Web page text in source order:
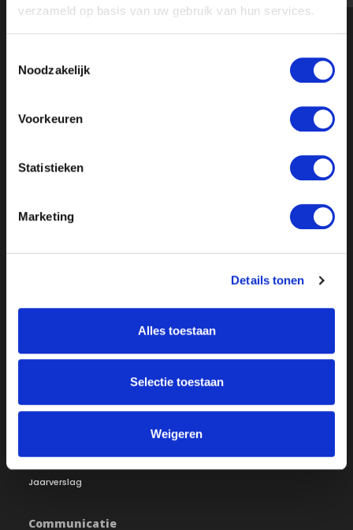
verzameld op basis van uw gebruik van hun services.
Noodzakelijk
Voorkeuren
Statistieken
Marketing
Details tonen
Alles toestaan
Selectie toestaan
Weigeren
Word lid
Doneer
Steunbetuigingen
Vacatures
Raad van Toezicht
Jaarverslag
Openbare registers
Communicatie